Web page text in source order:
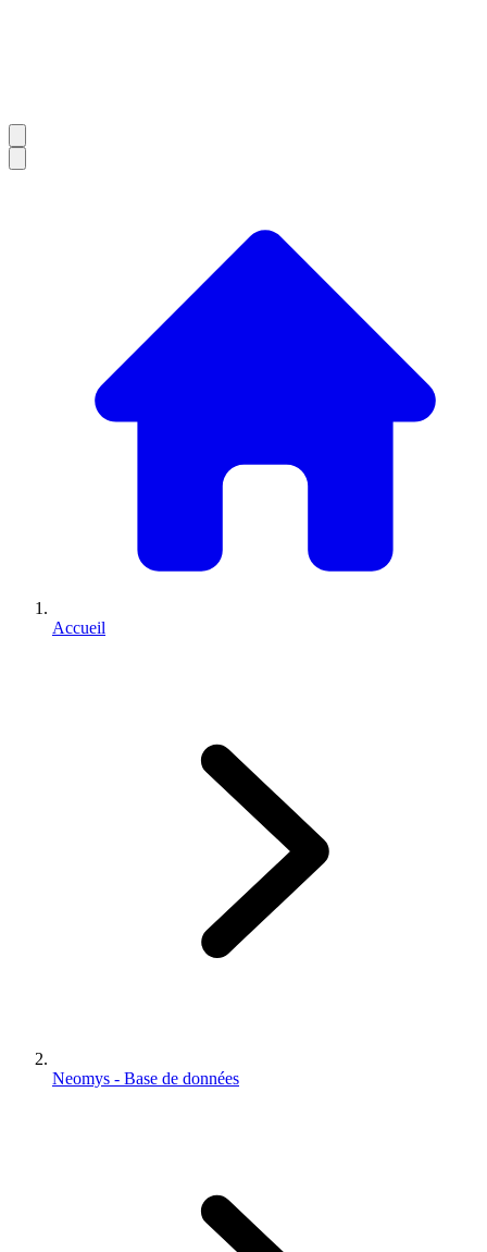
Accueil
Neomys - Base de données